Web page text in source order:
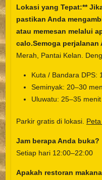
Lokasi yang Tepat:**
pastikan Anda
atau memesan melalui
calo.Semoga perjalanan
Merah, Pantai Kelan.
Kuta / Bandara DPS:
Seminyak: 20–30
Uluwatu: 25–35 menit
Parkir gratis di lokasi.
Jam berapa Anda buka?
Setiap hari 12:00–22:00
Apakah restoran